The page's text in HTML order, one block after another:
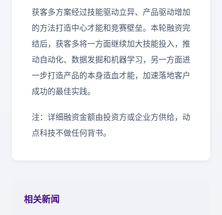
获客多方案经过技能驱动立异、产品驱动增加
的方法打造中心才能和竞赛壁垒。本轮融资完
结后，获客多将一方面继续加大技能投入，推
动自动化、数据发掘和机器学习，另一方面进
一步打造产品的本身造血才能，加速落地客户
成功的最佳实践。
注：详细融资金额由投资方或企业方供给，动
点科技不做任何背书。
相关新闻